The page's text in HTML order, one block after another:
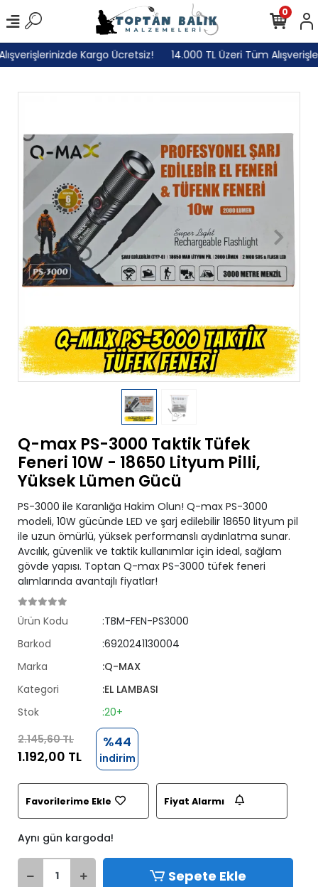
Kargo Ücretsiz! 14.000 TL Üzeri Tüm
0
Q-max PS-3000 Taktik Tüfek
Feneri 10W - 18650 Lityum Pilli,
Yüksek Lümen Gücü
PS-3000 ile Karanlığa Hakim Olun! Q-max PS-3000
modeli, 10W gücünde LED ve şarj edilebilir 18650 lityum pil
ile uzun ömürlü, yüksek performanslı aydınlatma sunar.
Avcılık, güvenlik ve taktik kullanımlar için ideal, sağlam
gövde yapısı. Toptan Q-max PS-3000 tüfek feneri
alımlarında avantajlı fiyatlar!
Ürün Kodu
:TBM-FEN-PS3000
Barkod
:6920241130004
Marka
:Q-MAX
Kategori
:EL LAMBASI
Stok
:20+
2.145,60 TL
1.192,00 TL
%44
indirim
Favorilerime Ekle Fiyat Alarmı
Aynı gün kargoda!
Sepete Ekle